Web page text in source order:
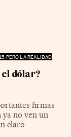
PERO LA REALIDAD
dólar?
firmas
no ven un
claro